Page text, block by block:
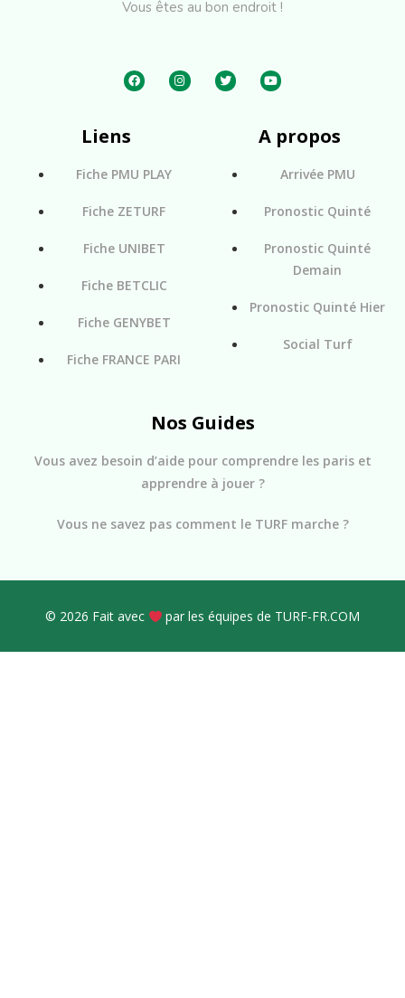
Vous êtes au bon endroit !
Liens
Fiche PMU PLAY
Fiche ZETURF
Fiche UNIBET
Fiche BETCLIC
Fiche GENYBET
Fiche FRANCE PARI
A propos
Arrivée PMU
Pronostic Quinté
Pronostic Quinté
Demain
Pronostic Quinté Hier
Social Turf
Nos Guides
Vous avez besoin d’aide pour comprendre les paris et
apprendre à jouer ?
Vous ne savez pas comment le TURF marche ?
© 2026 Fait avec par les équipes de TURF-FR.COM